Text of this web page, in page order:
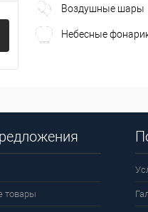
Воздушные шары
Небесные
товары